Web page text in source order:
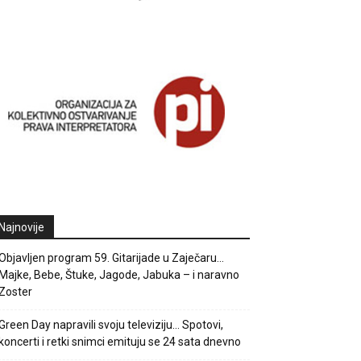
program 59. Gitarijade u Zaječaru…
Bebe, Štuke, Jagode, Jabuka – i naravno
Day napravili svoju televiziju… Spotovi,
i retki snimci emituju se 24 sata dnevno